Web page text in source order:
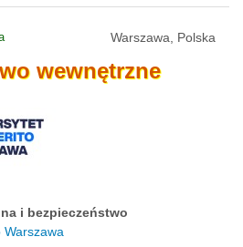
Warszawa, Polska
wewnętrzne
i bezpieczeństwo
Warszawa